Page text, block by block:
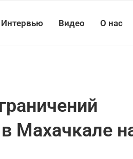
Интервью Видео О нас
Махачкале